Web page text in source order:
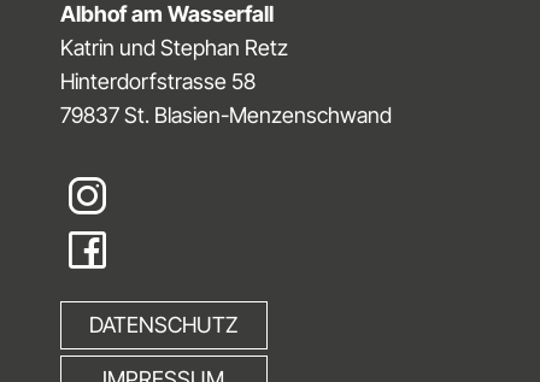
Albhof am Wasserfall
Katrin und Stephan Retz
Hinterdorfstrasse 58
79837 St. Blasien-Menzenschwand
DATENSCHUTZ